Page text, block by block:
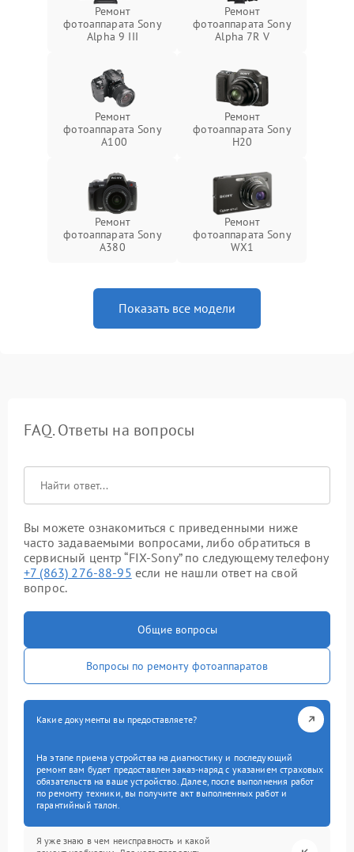
Ремонт
фотоаппарата Sony
Alpha 9 III
Ремонт
фотоаппарата Sony
Alpha 7R V
Ремонт
фотоаппарата Sony
A100
Ремонт
фотоаппарата Sony
H20
Ремонт
фотоаппарата Sony
A380
Ремонт
фотоаппарата Sony
WX1
Показать все модели
FAQ. Ответы на вопросы
Вы можете ознакомиться с приведенными ниже
часто задаваемыми вопросами, либо обратиться в
сервисный центр “FIX-Sony” по следующему телефону
+7 (863) 276-88-95 если не нашли ответ на свой
вопрос.
Общие вопросы
Вопросы по ремонту фотоаппаратов
Какие документы вы предоставляете?
На этапе приема устройства на диагностику и последующий
ремонт вам будет предоставлен заказ-наряд с указанием страховых
обязательств на ваше устройство. Далее, после выполнения работ
по ремонту техники, вы получите акт выполненных работ и
гарантийный талон.
Я уже знаю в чем неисправность и какой